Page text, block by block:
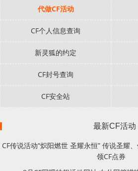
代做CF活动
CF个人信息查询
新灵狐的约定
CF封号查询
CF安全站
最新CF活动
CF传说活动“炽阳燃世 圣耀永恒” 传说圣耀
领CF点券